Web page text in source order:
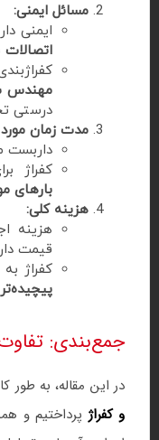
مسائل ایمنی:
ایمنی
اتصالات
مهندس
درستی
مدت زمان مورد
داربست
کفراژ
بارهای
هزینه کلی:
هزینه
قیمت
کفراژ
پیچیده‌تر
جمع‌بندی:
در این مقاله، به
و کفراژپرداختیم و